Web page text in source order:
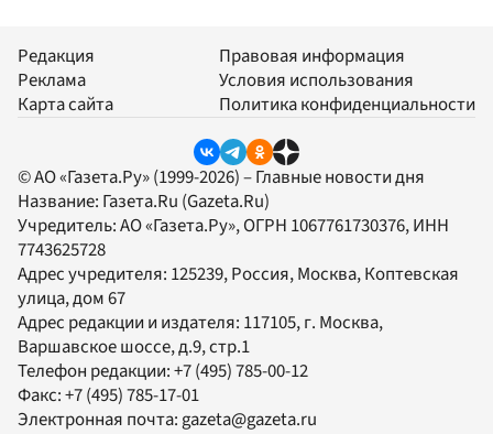
Редакция
Реклама
Карта сайта
Правовая информация
Условия использования
Политика конфиденциальности
© АО «Газета.Ру» (1999-2026) – Главные новости дня
Название: Газета.Ru (Gazeta.Ru)
Учредитель:АО «Газета.Ру», ОГРН 1067761730376, ИНН
7743625728
Адрес учредителя: 125239, Россия, Москва, Коптевская
улица, дом 67
Адрес редакции и издателя: 117105, г. Москва,
Варшавское шоссе, д.9, стр.1
Телефон редакции:+7 (495) 785-00-12
Факс:+7 (495) 785-17-01
Электронная почта:gazeta@gazeta.ru